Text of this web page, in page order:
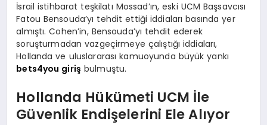
İsrail istihbarat teşkilatı Mossad’ın, eski UCM Başsavcısı
Fatou Bensouda’yı tehdit ettiği iddiaları basında yer
almıştı. Cohen’in, Bensouda’yı tehdit ederek
soruşturmadan vazgeçirmeye çalıştığı iddiaları,
Hollanda ve uluslararası kamuoyunda büyük yankı
bets4you giriş bulmuştu.
Hollanda Hükümeti UCM İle
Güvenlik Endişelerini Ele Alıyor